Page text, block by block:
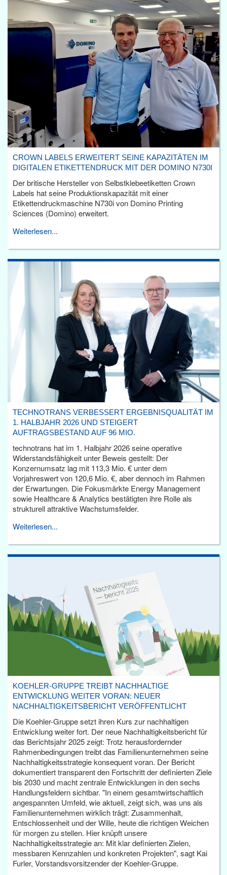
CROWN LABELS ERWEITERT SEINE KAPAZITÄTEN IM
DIGITALEN ETIKETTENDRUCK MIT DER DOMINO N730I
Der britische Hersteller von Selbstklebeetiketten Crown
Labels hat seine Produktionskapazität mit einer
Etikettendruckmaschine N730i von Domino Printing
Sciences (Domino) erweitert.
Weiterlesen...
TECHNOTRANS VERBESSERT ERGEBNISQUALITÄT IM
1. HALBJAHR 2026 UND STEIGERT
AUFTRAGSBESTAND AUF 96 MIO.
technotrans hat im 1. Halbjahr 2026 seine operative
Widerstandsfähigkeit unter Beweis gestellt: Der
Konzernumsatz lag mit 113,3 Mio. € unter dem
Vorjahreswert von 120,6 Mio. €, aber dennoch im Rahmen
der Erwartungen. Die Fokusmärkte Energy Management
sowie Healthcare & Analytics bestätigten ihre Rolle als
strukturell attraktive Wachstumsfelder.
Weiterlesen...
KOEHLER-GRUPPE TREIBT NACHHALTIGE
ENTWICKLUNG WEITER VORAN: NEUER
NACHHALTIGKEITSBERICHT VERÖFFENTLICHT
Die Koehler-Gruppe setzt ihren Kurs zur nachhaltigen
Entwicklung weiter fort. Der neue Nachhaltigkeitsbericht für
das Berichtsjahr 2025 zeigt: Trotz herausfordernder
Rahmenbedingungen treibt das Familienunternehmen seine
Nachhaltigkeitsstrategie konsequent voran. Der Bericht
dokumentiert transparent den Fortschritt der definierten Ziele
bis 2030 und macht zentrale Entwicklungen in den sechs
Handlungsfeldern sichtbar. "In einem gesamtwirtschaftlich
angespannten Umfeld, wie aktuell, zeigt sich, was uns als
Familienunternehmen wirklich trägt: Zusammenhalt,
Entschlossenheit und der Wille, heute die richtigen Weichen
für morgen zu stellen. Hier knüpft unsere
Nachhaltigkeitsstrategie an: Mit klar definierten Zielen,
messbaren Kennzahlen und konkreten Projekten", sagt Kai
Furler, Vorstandsvorsitzender der Koehler-Gruppe.